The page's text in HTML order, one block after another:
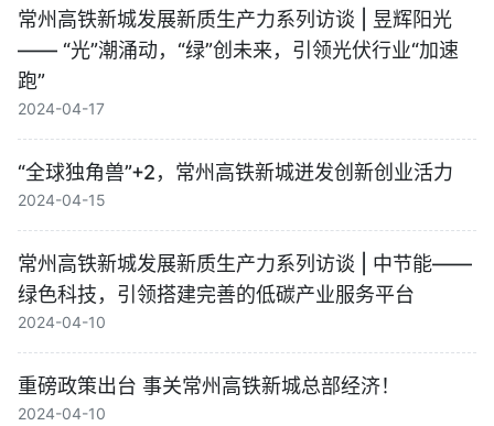
常州高铁新城发展新质生产力系列访谈 | 昱辉阳光
—— “光”潮涌动，“绿”创未来，引领光伏行业“加速
跑”
2024-04-17
“全球独角兽”+2，常州高铁新城迸发创新创业活力
2024-04-15
常州高铁新城发展新质生产力系列访谈 | 中节能——
绿色科技，引领搭建完善的低碳产业服务平台
2024-04-10
重磅政策出台 事关常州高铁新城总部经济！
2024-04-10